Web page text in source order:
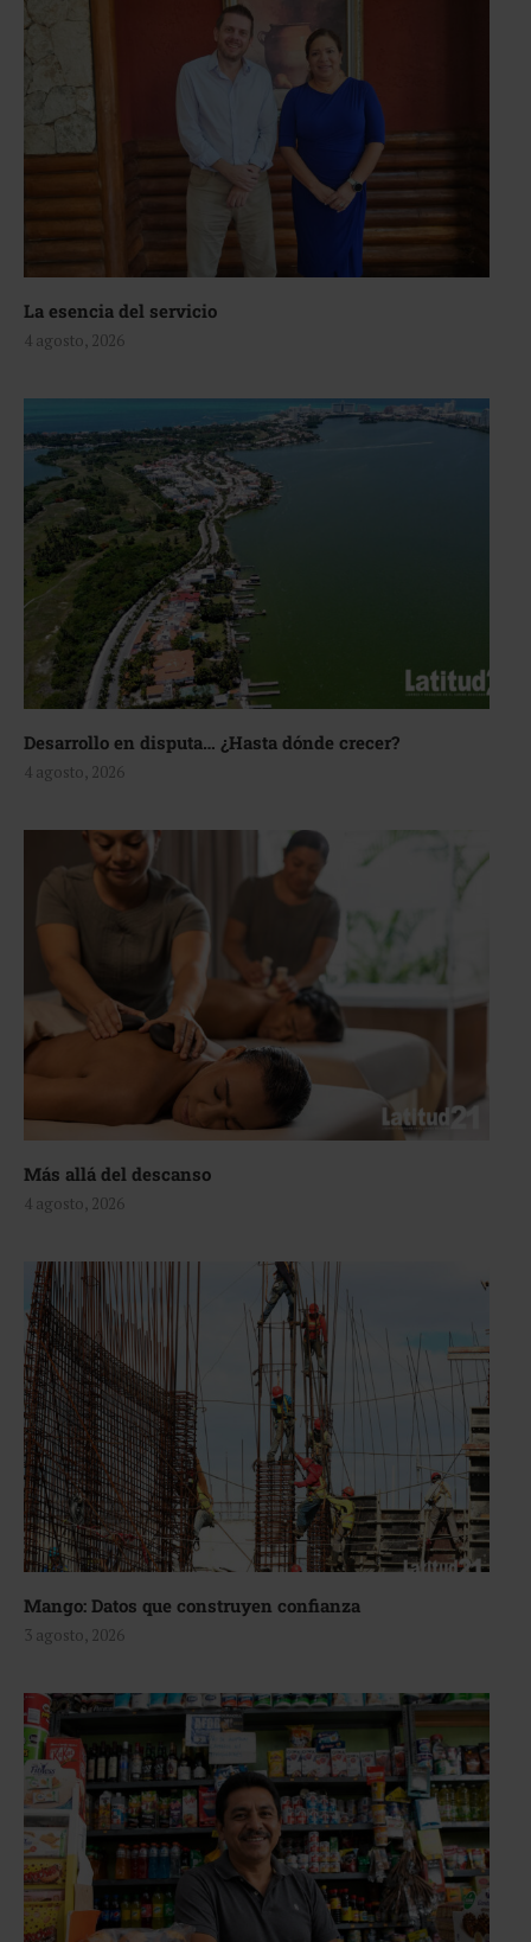
La esencia del servicio
4 agosto, 2026
Desarrollo en disputa… ¿Hasta dónde crecer?
4 agosto, 2026
Más allá del descanso
4 agosto, 2026
Mango: Datos que construyen confianza
3 agosto, 2026